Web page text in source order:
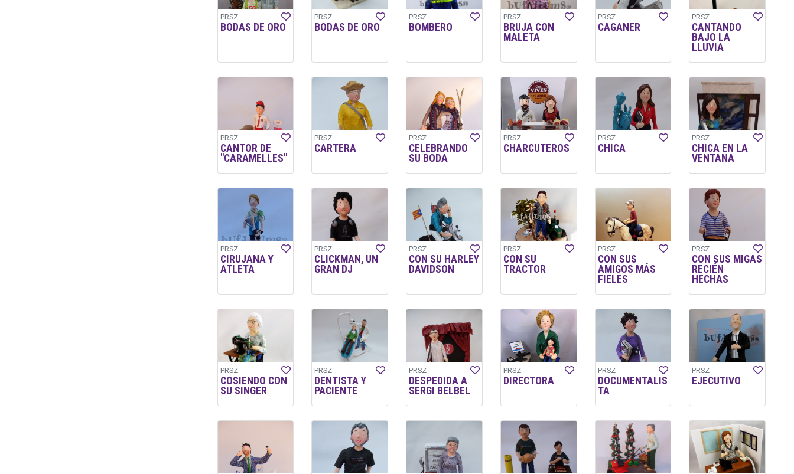
PRSZ
BODAS DE ORO
PRSZ
BODAS DE ORO
PRSZ
BOMBERO
PRSZ
BRUJA CON
MALETA
PRSZ
CAGANER
PRSZ
CANTANDO
BAJO LA
LLUVIA
PRSZ
CANTOR DE
"CARAMELLES"
PRSZ
CARTERA
PRSZ
CELEBRANDO
SU BODA
PRSZ
CHARCUTEROS
PRSZ
CHICA
PRSZ
CHICA EN LA
VENTANA
PRSZ
CIRUJANA Y
ATLETA
PRSZ
CLICKMAN, UN
GRAN DJ
PRSZ
CON SU HARLEY
DAVIDSON
PRSZ
CON SU
TRACTOR
PRSZ
CON SUS
AMIGOS MÁS
FIELES
PRSZ
CON SUS MIGAS
RECIÉN
HECHAS
PRSZ
COSIENDO CON
SU SINGER
PRSZ
DENTISTA Y
PACIENTE
PRSZ
DESPEDIDA A
SERGI BELBEL
PRSZ
DIRECTORA
PRSZ
DOCUMENTALIS
TA
PRSZ
EJECUTIVO